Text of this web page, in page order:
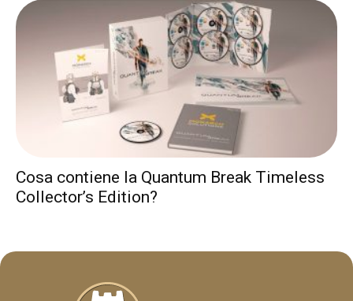
Cosa contiene la Quantum Break Timeless
Collector’s Edition?